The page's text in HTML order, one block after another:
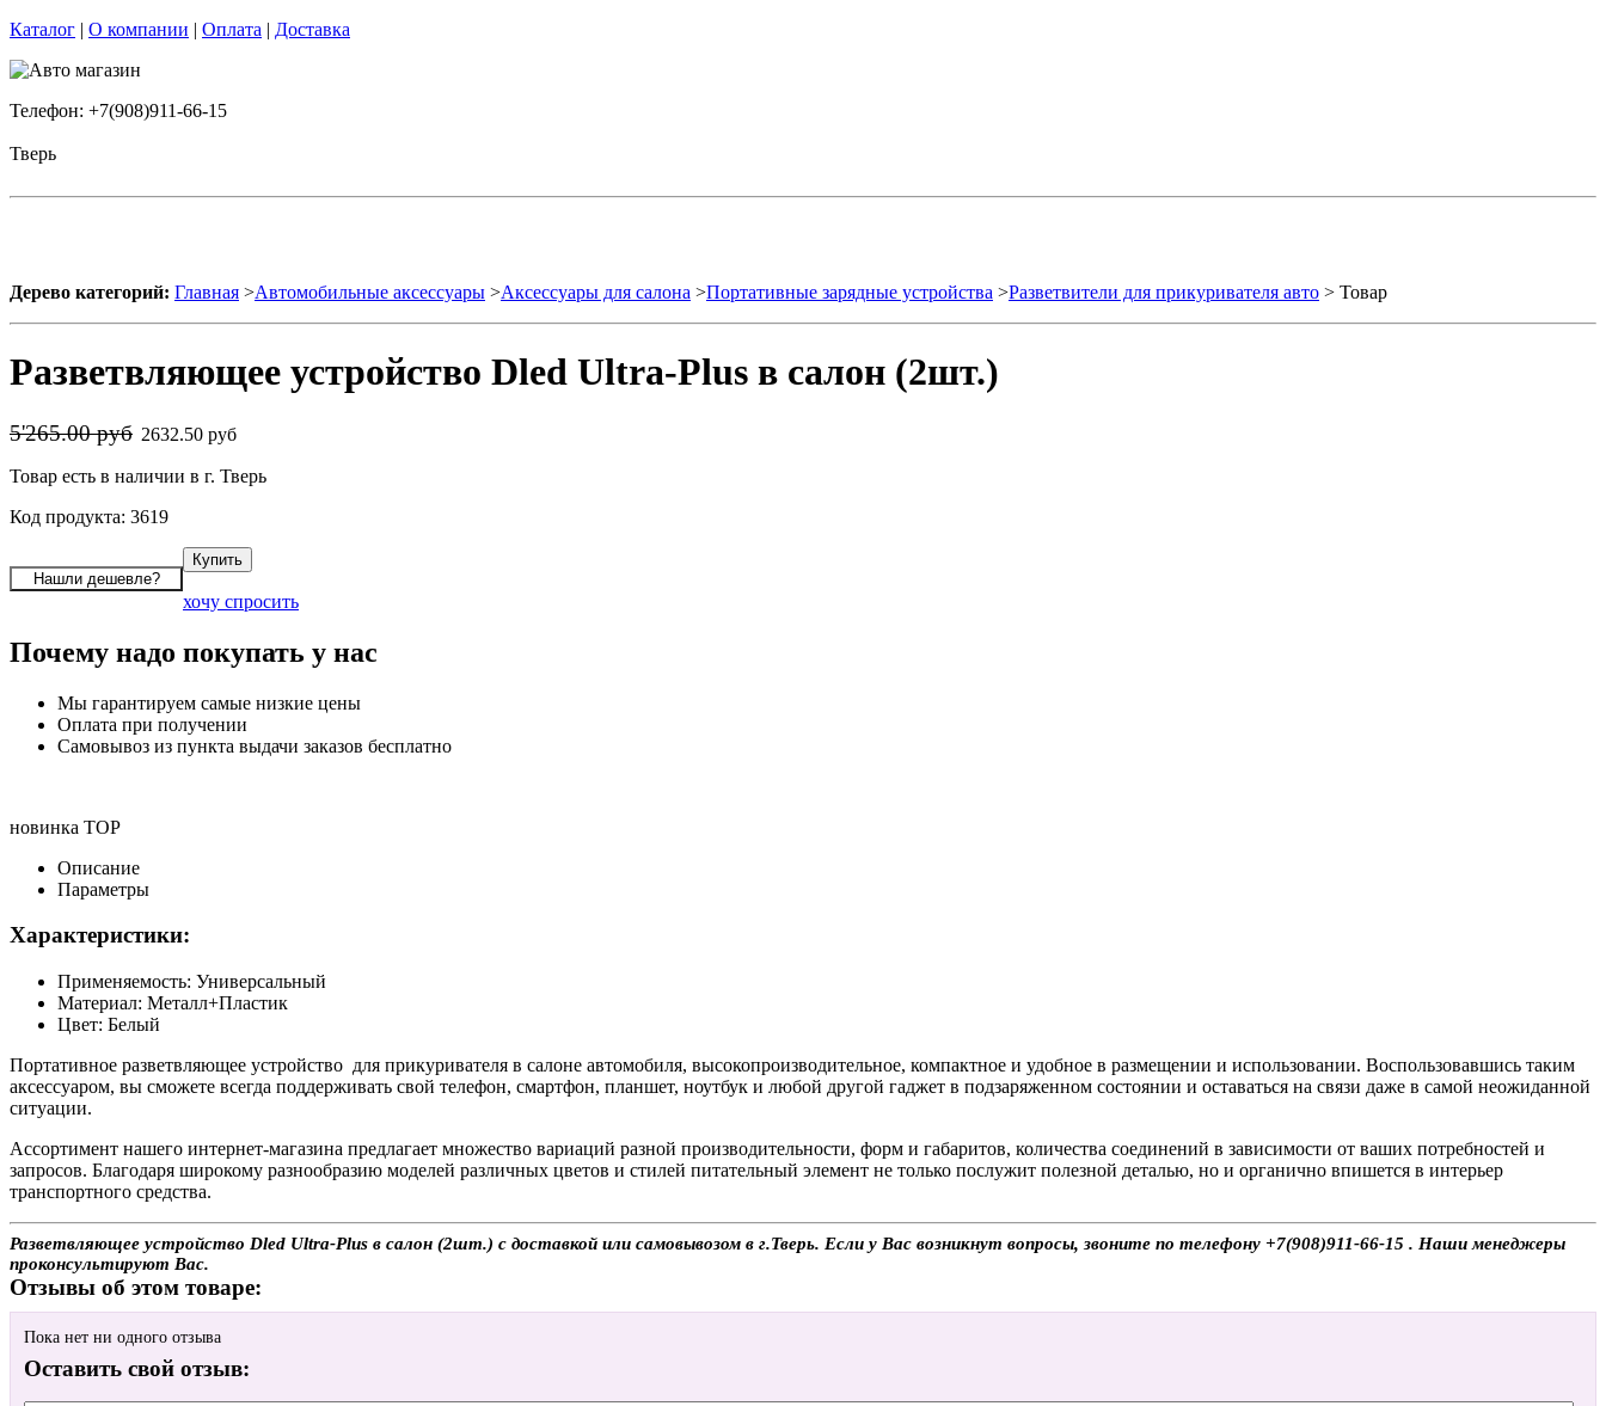
Каталог | О компании | Оплата | Доставка
Телефон: +7(908)911-66-15
Тверь
Дерево категорий: Главная >Автомобильные аксессуары >Аксессуары для салона >Портативные зарядные устройства >Разветвители для прикуривателя авто > Товар
Разветвляющее устройство Dled Ultra-Plus в салон (2шт.)
5'265.00 руб 2632.50 руб
Товар есть в наличии в г. Тверь
Код продукта: 3619
хочу спросить
Почему надо покупать у нас
Мы гарантируем самые низкие цены
Оплата при получении
Самовывоз из пункта выдачи заказов бесплатно
новинка TOP
Описание
Параметры
Характеристики:
Применяемость: Универсальный
Материал: Металл+Пластик
Цвет: Белый
Портативное разветвляющее устройство для прикуривателя в салоне автомобиля, высокопроизводительное, компактное и удобное в размещении и использовании. Воспользовавшись таким
аксессуаром, вы сможете всегда поддерживать свой телефон, смартфон, планшет, ноутбук и любой другой гаджет в подзаряженном состоянии и оставаться на связи даже в самой неожиданной
ситуации.
Ассортимент нашего интернет-магазина предлагает множество вариаций разной производительности, форм и габаритов, количества соединений в зависимости от ваших потребностей и
запросов. Благодаря широкому разнообразию моделей различных цветов и стилей питательный элемент не только послужит полезной деталью, но и органично впишется в интерьер
транспортного средства.
Разветвляющее устройство Dled Ultra-Plus в салон (2шт.) с доставкой или самовывозом в г.Тверь. Если у Вас возникнут вопросы, звоните по телефону +7(908)911-66-15 . Наши менеджеры
проконсультируют Вас.
Отзывы об этом товаре:
Пока нет ни одного отзыва
Оставить свой отзыв: